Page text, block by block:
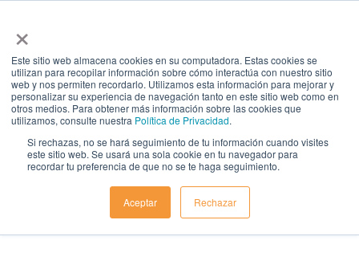
×
Este sitio web almacena cookies en su computadora. Estas cookies se
utilizan para recopilar información sobre cómo interactúa con nuestro sitio
web y nos permiten recordarlo. Utilizamos esta información para mejorar y
personalizar su experiencia de navegación tanto en este sitio web como en
otros medios. Para obtener más información sobre las cookies que
utilizamos, consulte nuestra Política de Privacidad.
Si rechazas, no se hará seguimiento de tu información cuando visites
este sitio web. Se usará una sola cookie en tu navegador para
recordar tu preferencia de que no se te haga seguimiento.
Aceptar Rechazar
Home
Objetivos de
Negocio
Casos de negocio